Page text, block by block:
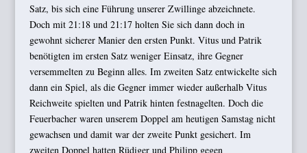
Satz, bis sich eine Führung unserer Zwillinge abzeichnete.
Doch mit 21:18 und 21:17 holten Sie sich dann doch in
gewohnt sicherer Manier den ersten Punkt. Vitus und Patrik
benötigten im ersten Satz weniger Einsatz, ihre Gegner
versemmelten zu Beginn alles. Im zweiten Satz entwickelte sich
dann ein Spiel, als die Gegner immer wieder außerhalb Vitus
Reichweite spielten und Patrik hinten festnagelten. Doch die
Feuerbacher waren unserem Doppel am heutigen Samstag nicht
gewachsen und damit war der zweite Punkt gesichert. Im
zweiten Doppel hatten Rüdiger und Philipp gegen